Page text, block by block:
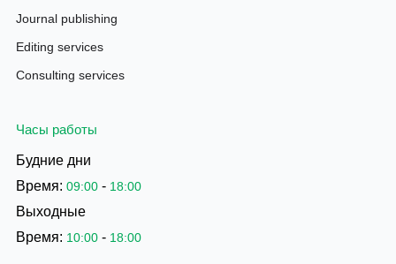
Journal publishing
Editing services
Consulting services
Часы работы
Будние дни
Время: 09:00 - 18:00
Выходные
Время: 10:00 - 18:00